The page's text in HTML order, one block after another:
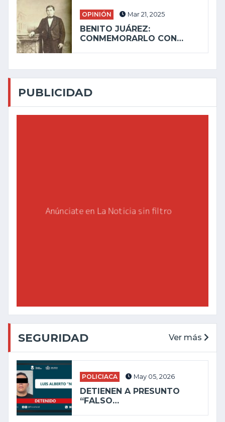
OPINIÓN Mar 21, 2025
BENITO JUÁREZ:
CONMEMORARLO CON…
PUBLICIDAD
SEGURIDAD Ver más
POLICIACA May 05, 2026
DETIENEN A PRESUNTO
“FALSO…